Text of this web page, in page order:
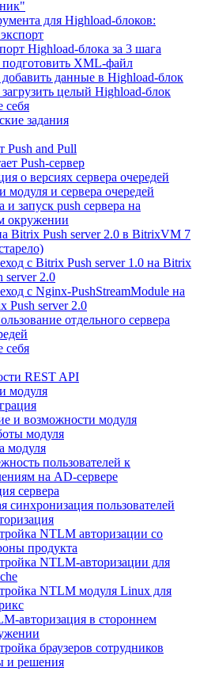
для Highload-блоков:
Highload-блока за 3 шага
XML-файл
данные в Highload-блок
целый Highload-блок
себя
задания
Push and Pull
Push-сервер
о версиях сервера очередей
модуля и сервера очередей
и запуск push сервера на
окружении
Bitrix Push server 2.0 в BitrixVM 7
с Bitrix Push server 1.0 на Bitrix
server 2.0
с Nginx-PushStreamModule на
Push server 2.0
отдельного сервера
себя
REST API
модуля
и возможности модуля
модуля
модуля
пользователей к
на AD-сервере
сервера
синхронизация пользователей
NTLM авторизации со
продукта
NTLM-авторизации для
NTLM модуля Linux для
авторизация в стороннем
браузеров сотрудников
и решения